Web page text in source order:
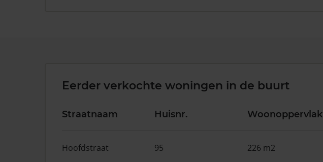
Eerder verkochte woningen in de buurt
Straatnaam Huisnr. Woonoppervlak
Hoofdstraat 95 226 m2